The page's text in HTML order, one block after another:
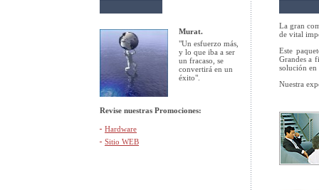
Murat.
"Un esfuerzo más,
y lo que iba a ser
un fracaso, se
convertirá en un
éxito".
Revise nuestras Promociones:
Hardware
Sitio WEB
La gran
de vital
Este
Grandes a
solución
Nuestra